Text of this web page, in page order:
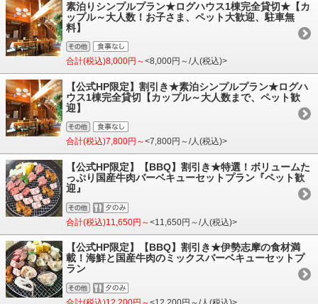
素泊りシンプルプラン★ログハウス1棟完全貸切★【カ
ップル～大人数！お子さま、ペット大歓迎、駐車無
料】
合計(税込)8,000円～<8,000円～/人(税込)>
【公式HP限定】割引き★素泊シンプルプラン★ログハ
ウス1棟完全貸切【カップル～大人数まで、ペット歓
迎】
合計(税込)7,800円～<7,800円～/人(税込)>
【公式HP限定】【BBQ】割引き★特選！ボリュームた
っぷり国産牛肉バーベキューセットプラン『ペット歓
迎』
合計(税込)11,650円～<11,650円～/人(税込)>
【公式HP限定】【BBQ】割引き★伊勢志摩の食材満
載！海鮮と国産牛肉のミックスバーベキューセットプ
ラン